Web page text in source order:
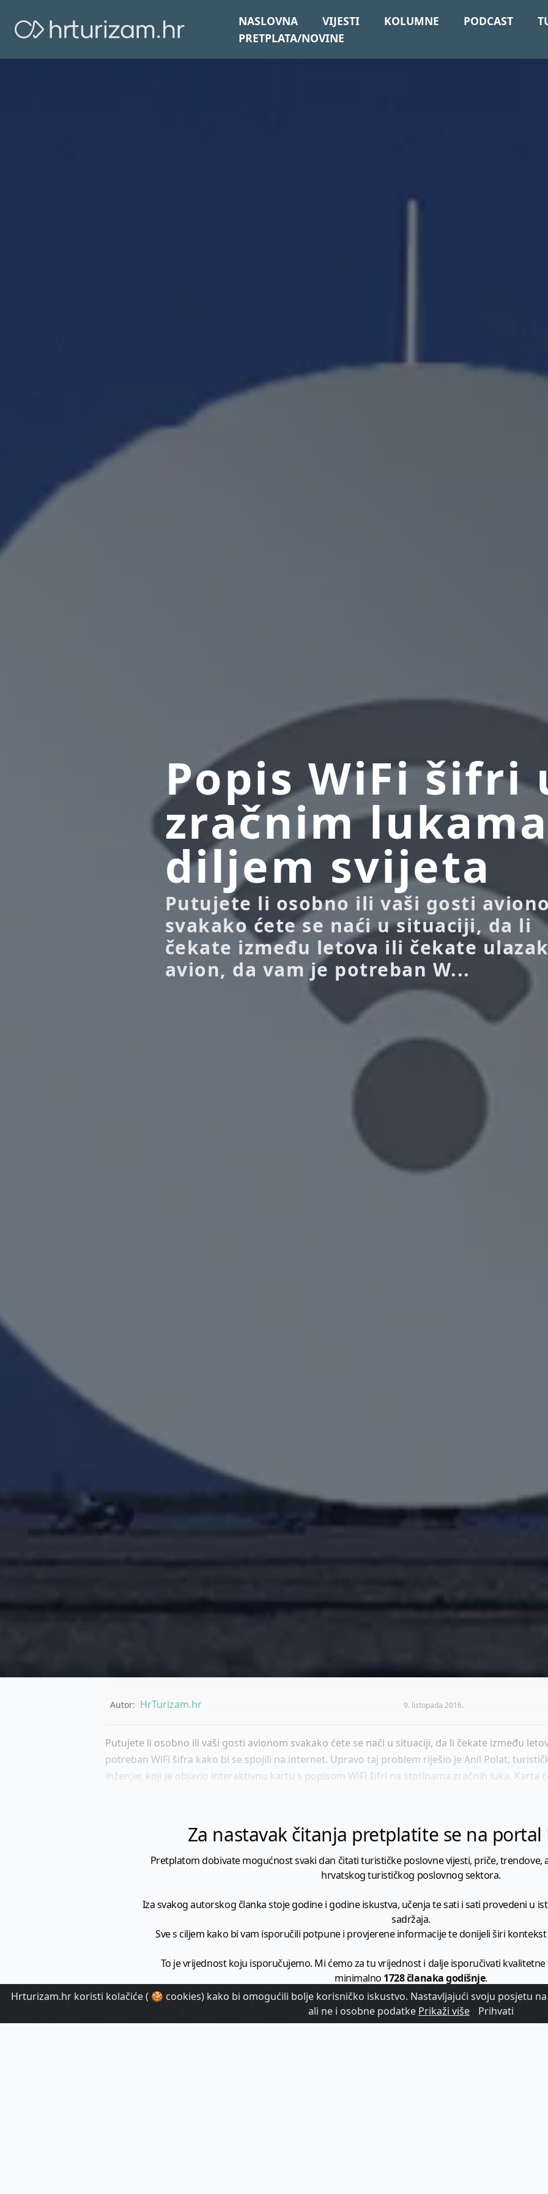
NASLOVNA VIJESTI KOLUMNE PODCAST
PRETPLATA/NOVINE
Popis WiFi šifri
zračnim lukama
diljem svijeta
Putujete li osobno ili vaši gosti
svakako ćete se naći u situaciji, da li
čekate između letova ili čekate
avion, da vam je potreban W...
Autor: HrTurizam.hr 9. listopada 2016.
Putujete li osobno ili vaši gosti avionom svakako ćete se naći u situaciji, da li čekate između
potreban WiFi šifra kako bi se spojili na internet. Upravo taj problem riješio je Anil Polat,
inženjer, koji je objavio interaktivnu kartu s popisom WiFi šifri na stotinama zračnih luka. Karta
Za nastavak čitanja pretplatite se na
Pretplatom dobivate mogućnost svaki dan čitati turističke poslovne vijesti, priče, trendove,
hrvatskog turističkog poslovnog sektora.
Iza svakog autorskog članka stoje godine i godine iskustva, učenja te sati i sati provedeni u
sadržaja.
Sve s ciljem kako bi vam isporučili potpune i provjerene informacije te donijeli širi
To je vrijednost koju isporučujemo. Mi ćemo za tu vrijednost i dalje isporučivati
minimalno 1728 članaka godišnje.
HrTurizam - vaš izvor informacija iz poslovnog svijeta hrvatskog
Hrturizam.hr koristi kolačiće ( 🍪 cookies) kako bi omogućili bolje korisničko iskustvo. Nastavljajući svoju posjetu
ali ne i osobne podatke Prikaži više Prihvati